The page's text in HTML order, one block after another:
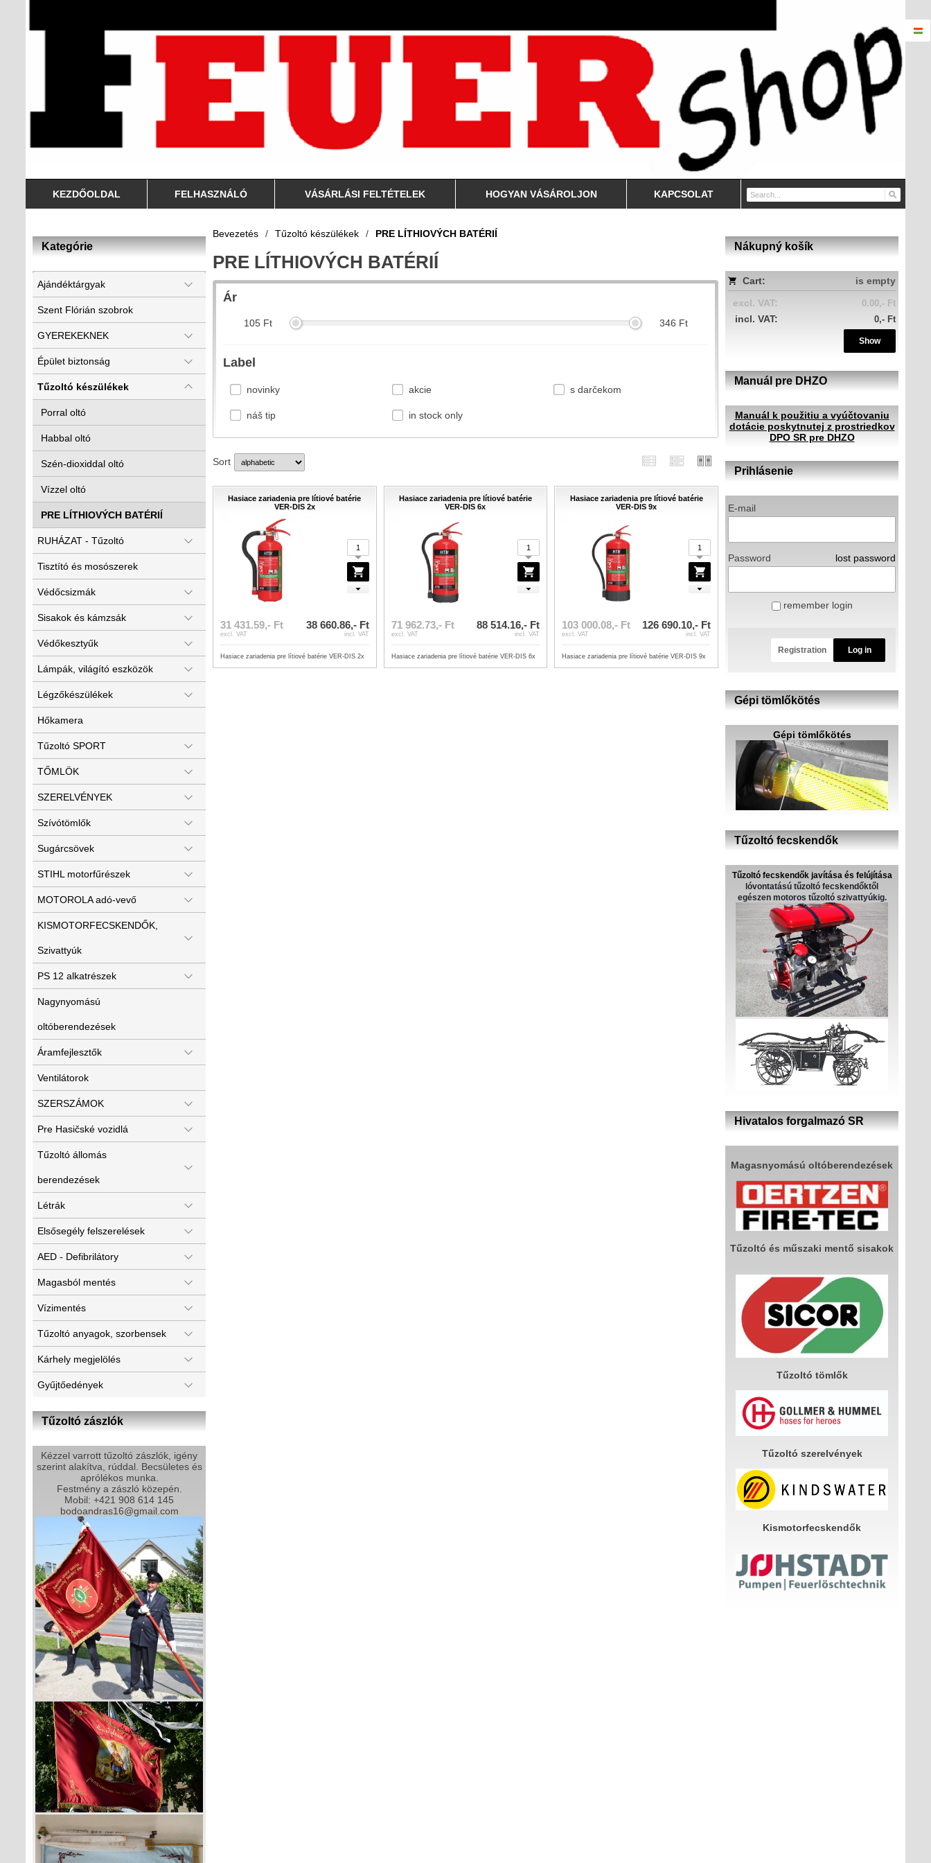
KEZDŐOLDAL FELHASZNÁLÓ VÁSÁRLÁSI FELTÉTELEK HOGYAN VÁSÁROLJON KAPCSOLAT
Kategórie
Ajándéktárgyak
Szent Flórián szobrok
GYEREKEKNEK
Épület biztonság
Tűzoltó készülékek
Porral oltó
Habbal oltó
Szén-dioxiddal oltó
Vízzel oltó
PRE LÍTHIOVÝCH BATÉRIÍ
RUHÁZAT - Tűzoltó
Tisztító és mosószerek
Védőcsizmák
Sisakok és kámzsák
Védőkesztyűk
Lámpák, világító eszközök
Légzőkészülékek
Hőkamera
Tűzoltó SPORT
TŐMLÖK
SZERELVÉNYEK
Szívótömlők
Sugárcsövek
STIHL motorfűrészek
MOTOROLA adó-vevő
KISMOTORFECSKENDŐK,
Szivattyúk
PS 12 alkatrészek
Nagynyomású
oltóberendezések
Áramfejlesztők
Ventilátorok
SZERSZÁMOK
Pre Hasičské vozidlá
Tűzoltó állomás
berendezések
Létrák
Elsősegély felszerelések
AED - Defibrilátory
Magasból mentés
Vízimentés
Tűzoltó anyagok, szorbensek
Kárhely megjelölés
Gyűjtőedények
Tűzoltó zászlók
Kézzel varrott tűzoltó zászlók, igény
szerint alakítva, rúddal. Becsületes és
aprólékos munka.
Festmény a zászló közepén.
Mobil: +421 908 614 145
bodoandras16@gmail.com
Nákupný košík
Cart:
is empty
excl. VAT:
0.00,- Ft
incl. VAT: 0,- Ft
Show
Manuál pre DHZO
Manuál k použitiu a vyúčtovaniu
dotácie poskytnutej z prostriedkov
DPO SR pre DHZO
Prihlásenie
E-mail
Password lost password
remember login
Registration Log in
Gépi tömlőkötés
Gépi tömlőkötés
Tűzoltó fecskendők
Tűzoltó fecskendők javítása és felújítása
lóvontatású tűzoltó fecskendőktől
egészen motoros tűzoltó szivattyúkig.
Hivatalos forgalmazó SR
Magasnyomású oltóberendezések
Tűzoltó és műszaki mentő sisakok
Tűzoltó tömlők
Tűzoltó szerelvények
Kismotorfecskendők
Bevezetés / Tűzoltó készülékek / PRE LÍTHIOVÝCH BATÉRIÍ
PRE LÍTHIOVÝCH BATÉRIÍ
Ár
105Ft 346 Ft
Label
novinky akcie s darčekom
náš tip in stock only
Sort
Hasiace zariadenia pre lítiové batérie
VER-DIS 2x
31 431.59,- Ft
excl. VAT
38 660.86,- Ft
incl. VAT
Hasiace zariadenia pre lítiové batérie VER-DIS 2x
Hasiace zariadenia pre lítiové batérie
VER-DIS 6x
71 962.73,- Ft
excl. VAT
88 514.16,- Ft
incl. VAT
Hasiace zariadenia pre lítiové batérie VER-DIS 6x
Hasiace zariadenia pre lítiové batérie
VER-DIS 9x
103 000.08,- Ft
excl. VAT
126 690.10,- Ft
incl. VAT
Hasiace zariadenia pre lítiové batérie VER-DIS 9x